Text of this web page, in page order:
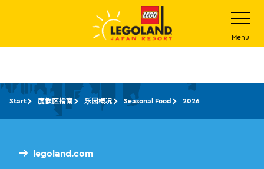
主
容
打
开
网
站
菜
单
Menu
legoland.com
Start 度假区指南 乐园概况 Seasonal Food 2026